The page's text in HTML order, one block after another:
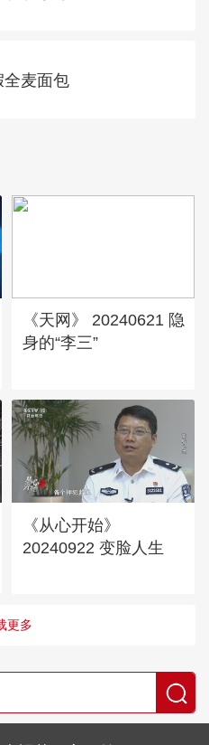
全麦面包
《天网》 20240621 隐
身的“李三”
《从心开始》
20240922 变脸人生
更多